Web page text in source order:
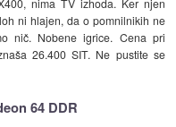
nima TV izhoda. Ker njen
ni hlajen, da o pomnilnikih ne
nič. Nobene igrice. Cena pri
26.400 SIT. Ne pustite se
64 DDR